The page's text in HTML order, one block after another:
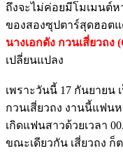
ถึงจะไม่ค่อยมีโมเมนต์
ของสองซุปตาร์สุดฮอต
นางเอกดัง กวนเสี่ยวถง
เปลี่ยนแปลง
เพราะวันนี้ 17 กันยายน
กวนเสี่ยวถง งานนี้แฟ
เกิดแฟนสาวด้วยเวลา
ขณะเดียวกัน เสี่ยวถง ก็